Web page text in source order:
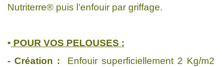
Nutriterre® puis l’enfouir par griffage.
• POUR VOS PELOUSES :
- Création : Enfouir superficiellement 2 Kg/m2